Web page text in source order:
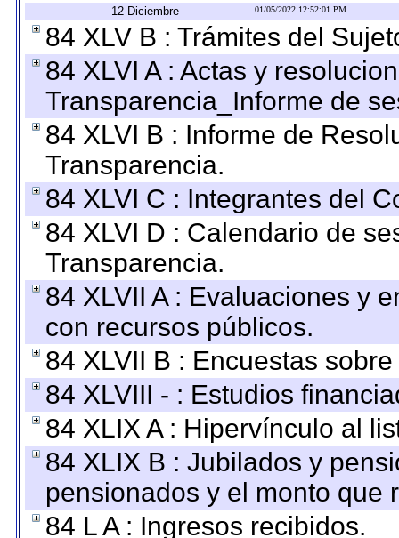
12 Diciembre 01/05/2022 12:52:01 PM
84 XLV B : Trámites del
84 XLVI A : Actas y
Transparencia_Informe de
84 XLVI B : Informe de
Transparencia.
84 XLVI C : Integrantes del
84 XLVI D : Calendario de
Transparencia.
84 XLVII A : Evaluaciones y
con recursos públicos.
84 XLVII B : Encuestas
84 XLVIII - : Estudios
84 XLIX A : Hipervínculo al
84 XLIX B : Jubilados y
pensionados y el monto que
84 L A : Ingresos recibidos.